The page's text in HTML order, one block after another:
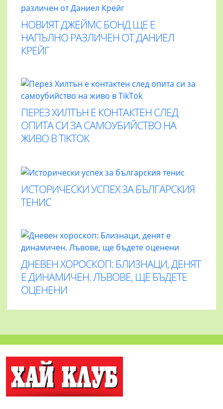
НОВИЯТ ДЖЕЙМС БОНД ЩЕ Е
НАПЪЛНО РАЗЛИЧЕН ОТ ДАНИЕЛ
КРЕЙГ
ПЕРЕЗ ХИЛТЪН Е КОНТАКТЕН СЛЕД
ОПИТА СИ ЗА САМОУБИЙСТВО НА
ЖИВО В TIKTOK
ИСТОРИЧЕСКИ УСПЕХ ЗА БЪЛГАРСКИЯ
ТЕНИС
ДНЕВЕН ХОРОСКОП: БЛИЗНАЦИ, ДЕНЯТ
Е ДИНАМИЧЕН. ЛЪВОВЕ, ЩЕ БЪДЕТЕ
ОЦЕНЕНИ